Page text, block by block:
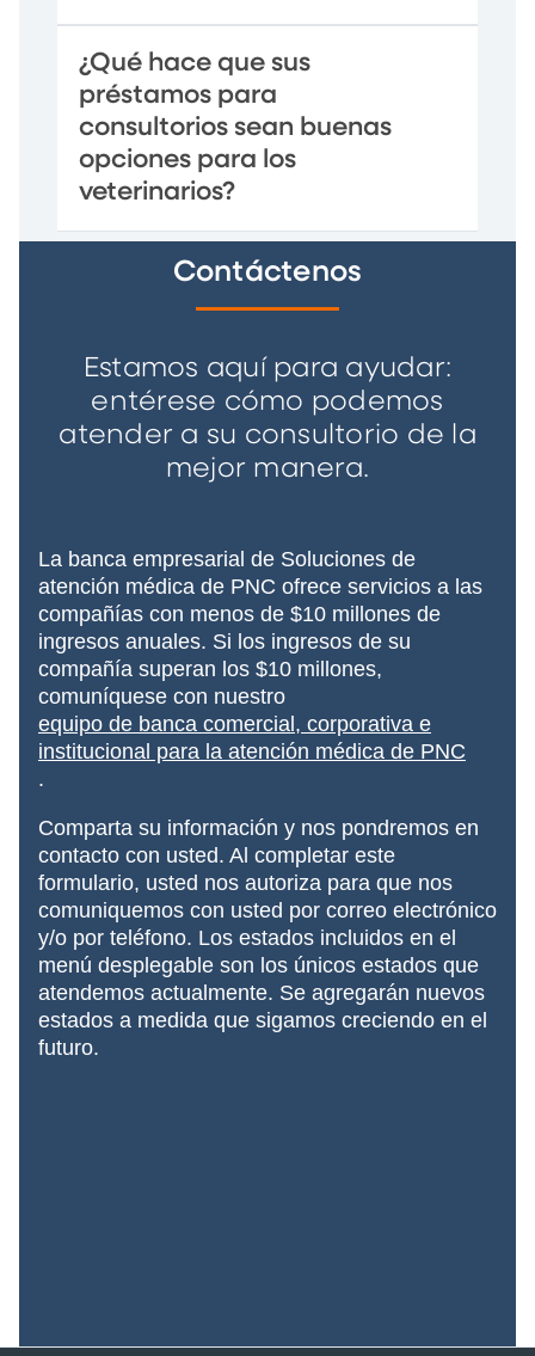
¿Qué hace que sus
préstamos para
consultorios sean buenas
opciones para los
veterinarios?
Contáctenos
Estamos aquí para ayudar:
entérese cómo podemos
atender a su consultorio de la
mejor manera.
La banca empresarial de Soluciones de
atención médica de PNC ofrece servicios a las
compañías con menos de $10 millones de
ingresos anuales. Si los ingresos de su
compañía superan los $10 millones,
comuníquese con nuestro
equipo de banca comercial, corporativa e
institucional para la atención médica de PNC
.
Comparta su información y nos pondremos en
contacto con usted. Al completar este
formulario, usted nos autoriza para que nos
comuniquemos con usted por correo electrónico
y/o por teléfono. Los estados incluidos en el
menú desplegable son los únicos estados que
atendemos actualmente. Se agregarán nuevos
estados a medida que sigamos creciendo en el
futuro.